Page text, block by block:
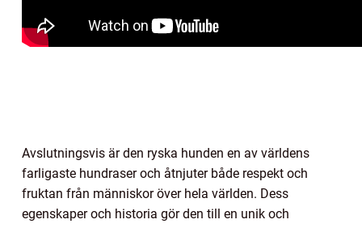
Avslutningsvis är den ryska hunden en av världens
farligaste hundraser och åtnjuter både respekt och
fruktan från människor över hela världen. Dess
egenskaper och historia gör den till en unik och